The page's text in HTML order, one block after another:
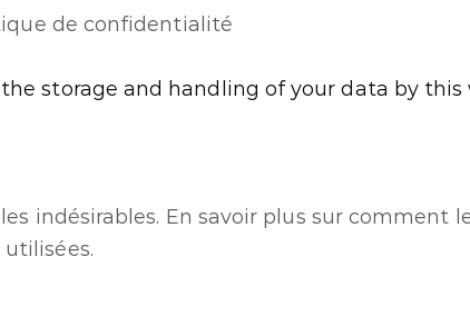
de confidentialité
storage and handling of your data by
indésirables. En savoir plus sur comment
utilisées.